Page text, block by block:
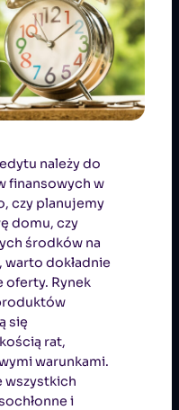
należy do
finansowych w
czy planujemy
domu, czy
środków na
warto dokładnie
oferty. Rynek
się
rat,
warunkami.
wszystkich
i